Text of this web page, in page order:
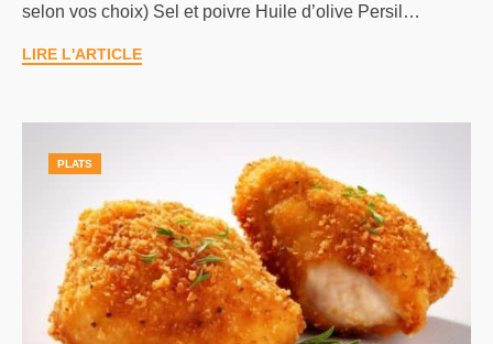
selon vos choix) Sel et poivre Huile d’olive Persil…
LIRE L'ARTICLE
PLATS